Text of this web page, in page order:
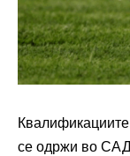
се одржи во